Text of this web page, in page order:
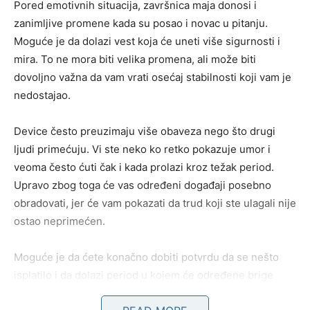
Pored emotivnih situacija, završnica maja donosi i
zanimljive promene kada su posao i novac u pitanju.
Moguće je da dolazi vest koja će uneti više sigurnosti i
mira. To ne mora biti velika promena, ali može biti
dovoljno važna da vam vrati osećaj stabilnosti koji vam je
nedostajao.
Device često preuzimaju više obaveza nego što drugi
ljudi primećuju. Vi ste neko ko retko pokazuje umor i
veoma često ćuti čak i kada prolazi kroz težak period.
Upravo zbog toga će vas određeni događaji posebno
obradovati, jer će vam pokazati da trud koji ste ulagali nije
ostao neprimećen.
Moguće je da ćete konačno dobiti potvrdu da se nešto
isplatilo i da dolazi period u kojem će određene brige
postajati manje nego ranije.